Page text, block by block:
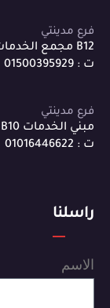
فرع مدينتي
B12 مجمع الخدمات بجوار جملة ماركت
ت : 01500395929
فرع مدينتي
مبني الخدمات B10 م بجوار penny market .
ت : 01016446622
راسلنا
الاسم